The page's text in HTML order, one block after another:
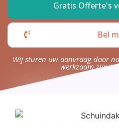
Gratis Offerte's
Bel
Wij sturen uw aanvraag door
werkzaam zijn in